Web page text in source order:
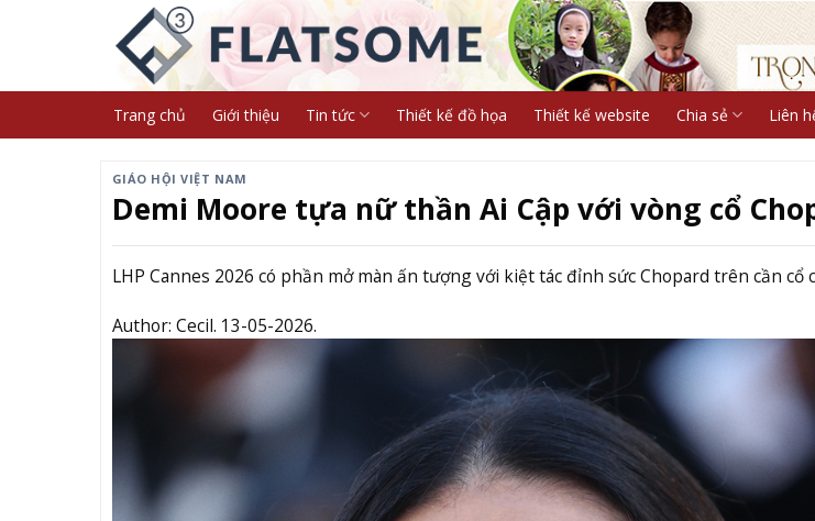
Trang chủ Giới thiệu Tin tức Thiết kế đồ họa Thiết kế website Chia sẻ Liên
GIÁO HỘI VIỆT NAM
Demi Moore tựa nữ thần Ai Cập với vòng cổ
LHP Cannes 2026 có phần mở màn ấn tượng với kiệt tác đỉnh sức Chopard trên cần
Author: Cecil. 13-05-2026.